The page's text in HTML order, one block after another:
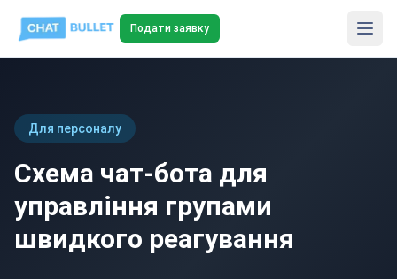
Подати заявку
Для персоналу
Схема чат-бота для
управління групами
швидкого реагування